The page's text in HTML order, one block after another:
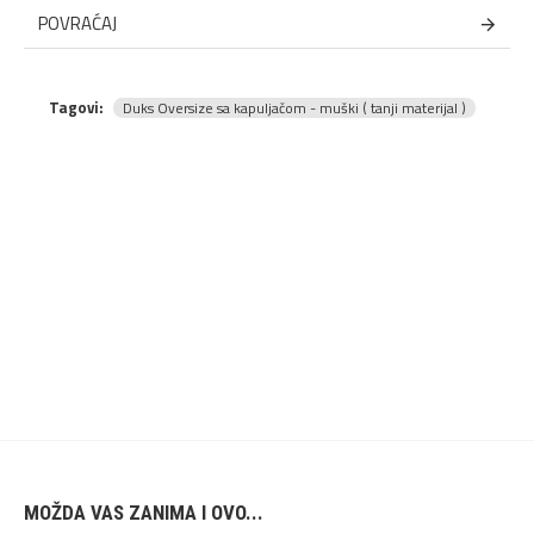
POVRAĆAJ
Tagovi: Duks Oversize sa kapuljačom - muški ( tanji materijal )
MOŽDA VAS ZANIMA I OVO...